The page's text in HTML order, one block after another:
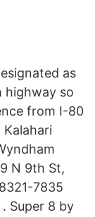
as
highway so
from I-80
N 9th St,
7835
Super 8 by